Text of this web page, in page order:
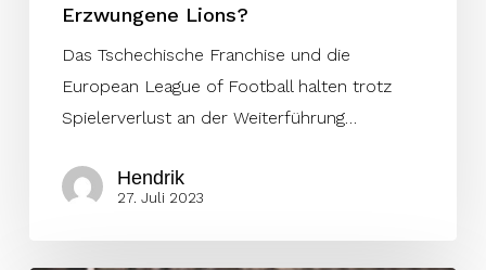
Erzwungene Lions?
Das Tschechische Franchise und die
European League of Football halten trotz
Spielerverlust an der Weiterführung…
Hendrik
27. Juli 2023